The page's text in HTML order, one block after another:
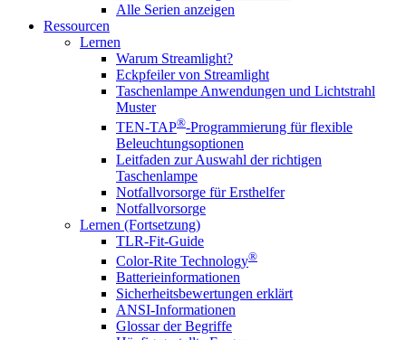
Alle Serien anzeigen
Ressourcen
Lernen
Warum Streamlight?
Eckpfeiler von Streamlight
Taschenlampe Anwendungen und Lichtstrahl
Muster
TEN-TAP®-Programmierung für flexible
Beleuchtungsoptionen
Leitfaden zur Auswahl der richtigen
Taschenlampe
Notfallvorsorge für Ersthelfer
Notfallvorsorge
Lernen (Fortsetzung)
TLR-Fit-Guide
Color-Rite Technology®
Batterieinformationen
Sicherheitsbewertungen erklärt
ANSI-Informationen
Glossar der Begriffe